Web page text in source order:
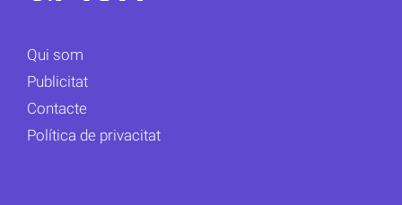
Qui som
Publicitat
Contacte
Política de privacitat